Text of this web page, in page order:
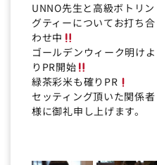
UNNO先生と高級ボトリン
グティーについてお打ち合
わせ中
ゴールデンウィーク明けよ
りPR開始
緑茶彩米も確りPR
セッティング頂いた関係者
様に御礼申し上げます。